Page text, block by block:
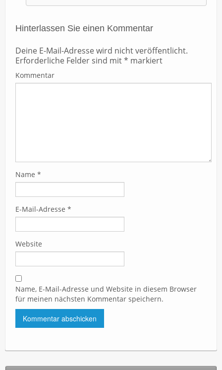
Hinterlassen Sie einen Kommentar
Deine E-Mail-Adresse wird nicht veröffentlicht.
Erforderliche Felder sind mit* markiert
Kommentar
Name *
E-Mail-Adresse *
Website
Name, E-Mail-Adresse und Website in diesem Browser
für meinen nächsten Kommentar speichern.